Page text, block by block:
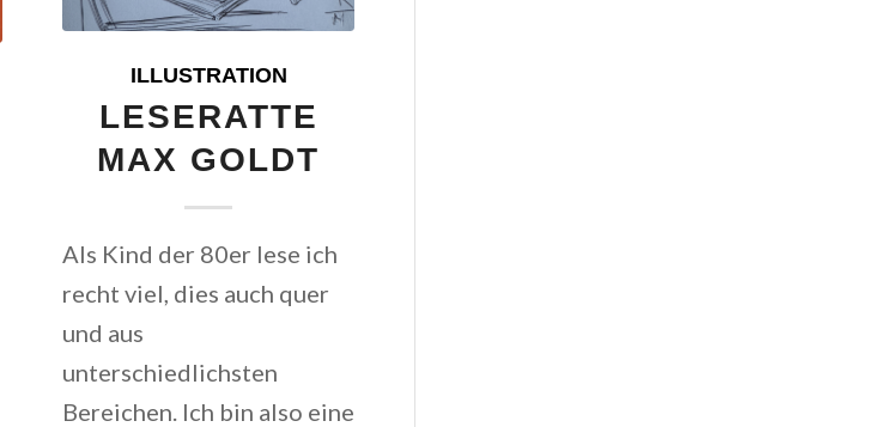
ILLUSTRATION
LESERATTE
MAX GOLDT
Als Kind der 80er lese ich
recht viel, dies auch quer
und aus
unterschiedlichsten
Bereichen. Ich bin also eine